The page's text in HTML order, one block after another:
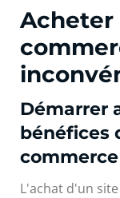
Acheter
Démarrer
bénéfices
L'achat d'un